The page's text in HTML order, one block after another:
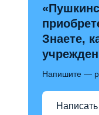
Знаете,
Напишите —
Написать